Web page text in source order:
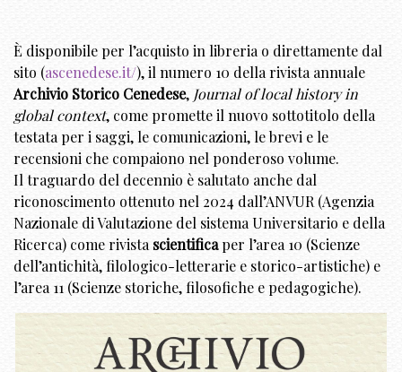
È disponibile per l’acquisto in libreria o direttamente dal
sito (ascenedese.it/), il numero 10 della rivista annuale
Archivio Storico Cenedese, Journal of local history in
global context, come promette il nuovo sottotitolo della
testata per i saggi, le comunicazioni, le brevi e le
recensioni che compaiono nel ponderoso volume.
Il traguardo del decennio è salutato anche dal
riconoscimento ottenuto nel 2024 dall’ANVUR (Agenzia
Nazionale di Valutazione del sistema Universitario e della
Ricerca) come rivista scientificaper l’area 10 (Scienze
dell’antichità, filologico-letterarie e storico-artistiche) e
l’area 11 (Scienze storiche, filosofiche e pedagogiche).